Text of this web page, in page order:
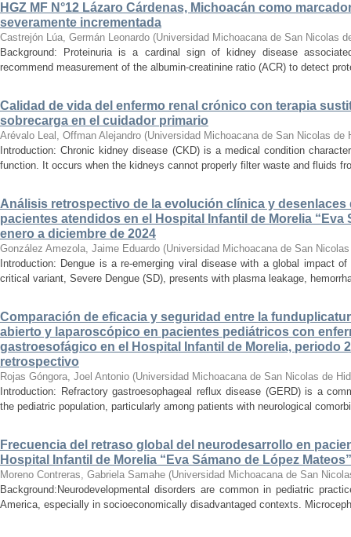
HGZ MF N°12 Lázaro Cárdenas, Michoacán como
severamente incrementada
Castrejón Lúa, Germán Leonardo (Universidad Michoacana de San Nicolas
Background: Proteinuria is a cardinal sign of kidney disease
recommend measurement of the albumin-creatinine ratio (ACR) to detect
Calidad de vida del enfermo renal crónico con terapia
sobrecarga en el cuidador primario
Arévalo Leal, Offman Alejandro (Universidad Michoacana de San Nicolas de
Introduction: Chronic kidney disease (CKD) is a medical condition
function. It occurs when the kidneys cannot properly filter waste and fluids
Análisis retrospectivo de la evolución clínica y desenlaces
pacientes atendidos en el Hospital Infantil de Morelia “Eva
enero a diciembre de 2024
González Amezola, Jaime Eduardo (Universidad Michoacana de San
Introduction: Dengue is a re-emerging viral disease with a global impact
critical variant, Severe Dengue (SD), presents with plasma leakage,
Comparación de eficacia y seguridad entre la
abierto y laparoscópico en pacientes pediátricos con
gastroesofágico en el Hospital Infantil de Morelia, periodo
retrospectivo
Rojas Góngora, Joel Antonio (Universidad Michoacana de San Nicolas de
Introduction: Refractory gastroesophageal reflux disease (GERD) is a
the pediatric population, particularly among patients with neurological
Frecuencia del retraso global del neurodesarrollo en
Hospital Infantil de Morelia “Eva Sámano de López Mateos”
Moreno Contreras, Gabriela Samahe (Universidad Michoacana de San
Background:Neurodevelopmental disorders are common in pediatric
America, especially in socioeconomically disadvantaged contexts.